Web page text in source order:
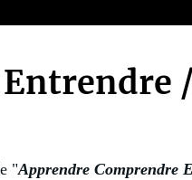
"Apprendre Comprendre